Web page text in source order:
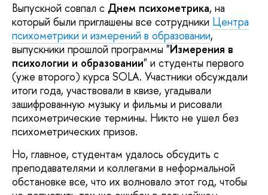
Выпускной совпал с Днем психометрика, на
который были приглашены все сотрудники Центра
психометрики и измерений в образовании,
выпускники прошлой программы "Измерения в
психологии и образовании" и студенты первого
(уже второго) курса SOLA. Участники обсуждали
итоги года, участвовали в квизе, угадывали
зашифрованную музыку и фильмы и рисовали
психометрические термины. Никто не ушел без
психометрических призов.
Но, главное, студентам удалось обсудить с
преподавателями и коллегами в неформальной
обстановке все, что их волновало этот год, чтобы